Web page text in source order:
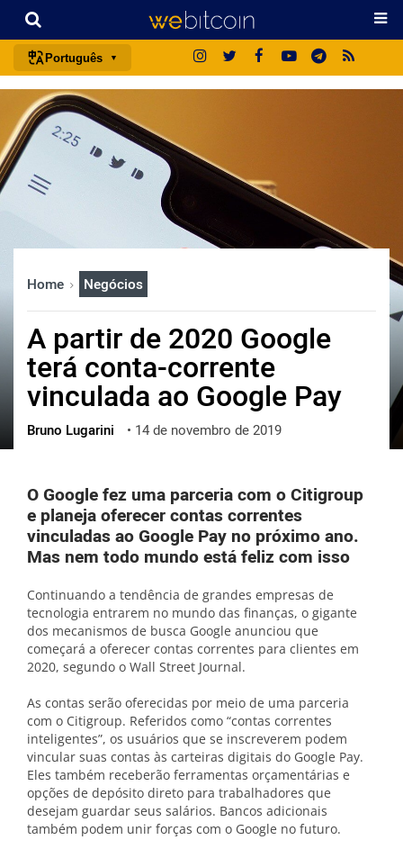
Português
português (BR)
english
español
中文
한국어
العربية
ไทย
ქართული
vietnamese
Home Negócios
A partir de 2020 Google
terá conta-corrente
vinculada ao Google Pay
Bruno Lugarini • 14 de novembro de 2019
O Google fez uma parceria com o Citigroup
e planeja oferecer contas correntes
vinculadas ao Google Pay no próximo ano.
Mas nem todo mundo está feliz com isso
Continuando a tendência de grandes empresas de
tecnologia entrarem no mundo das finanças, o gigante
dos mecanismos de busca Google anunciou que
começará a oferecer contas correntes para clientes em
2020, segundo o Wall Street Journal.
As contas serão oferecidas por meio de uma parceria
com o Citigroup. Referidos como “contas correntes
inteligentes”, os usuários que se inscreverem podem
vincular suas contas às carteiras digitais do Google Pay.
Eles também receberão ferramentas orçamentárias e
opções de depósito direto para trabalhadores que
desejam guardar seus salários. Bancos adicionais
também podem unir forças com o Google no futuro.